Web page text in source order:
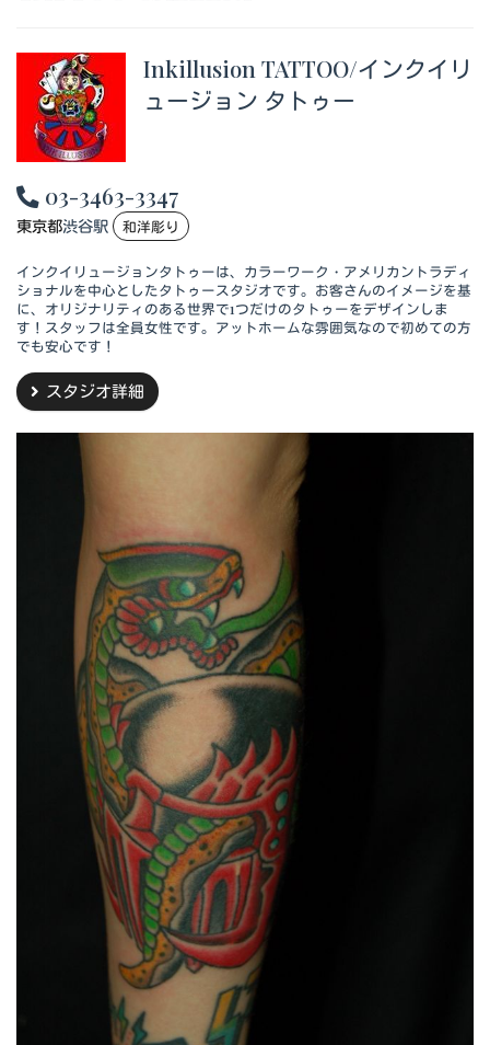
Inkillusion TATTOO/インクイリ
ュージョン タトゥー
03-3463-3347
東京都渋谷駅 和洋彫り
インクイリュージョンタトゥーは、カラーワーク・アメリカントラディ
ショナルを中心としたタトゥースタジオです。お客さんのイメージを基
に、オリジナリティのある世界で1つだけのタトゥーをデザインしま
す！スタッフは全員女性です。アットホームな雰囲気なので初めての方
でも安心です！
スタジオ詳細